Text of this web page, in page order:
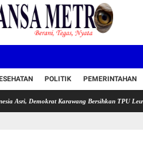
POLITIK PEMERINTAHAN
Karawang Bersihkan TPU Leuweung Djati